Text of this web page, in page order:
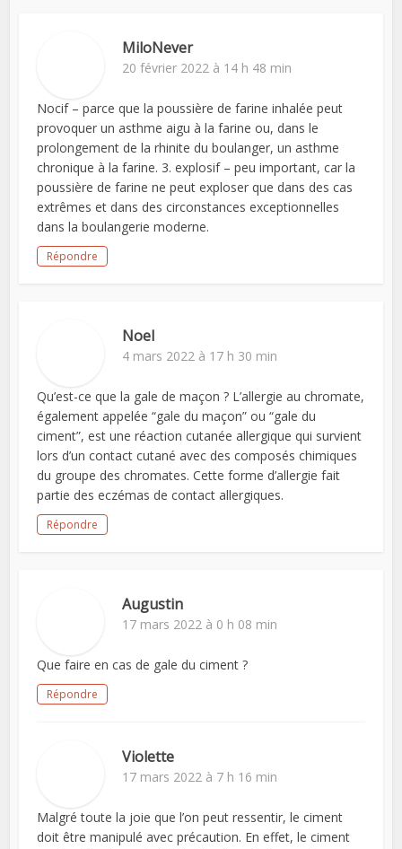
MiloNever
20 février 2022 à 14 h 48 min
Nocif – parce que la poussière de farine inhalée peut
provoquer un asthme aigu à la farine ou, dans le
prolongement de la rhinite du boulanger, un asthme
chronique à la farine. 3. explosif – peu important, car la
poussière de farine ne peut exploser que dans des cas
extrêmes et dans des circonstances exceptionnelles
dans la boulangerie moderne.
Répondre
Noel
4 mars 2022 à 17 h 30 min
Qu’est-ce que la gale de maçon ? L’allergie au chromate,
également appelée “gale du maçon” ou “gale du
ciment”, est une réaction cutanée allergique qui survient
lors d’un contact cutané avec des composés chimiques
du groupe des chromates. Cette forme d’allergie fait
partie des eczémas de contact allergiques.
Répondre
Augustin
17 mars 2022 à 0 h 08 min
Que faire en cas de gale du ciment ?
Répondre
Violette
17 mars 2022 à 7 h 16 min
Malgré toute la joie que l’on peut ressentir, le ciment
doit être manipulé avec précaution. En effet, le ciment